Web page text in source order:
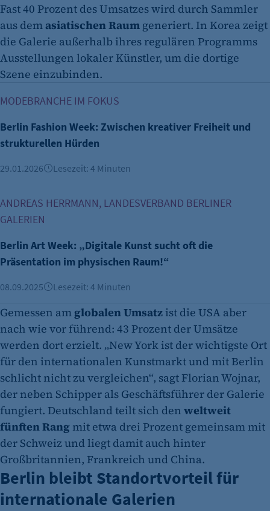
Fast 40 Prozent des Umsatzes wird durch Sammler
aus dem asiatischen Raum generiert. In Korea zeigt
die Galerie außerhalb ihres regulären Programms
Ausstellungen lokaler Künstler, um die dortige
Szene einzubinden.
MODEBRANCHE IM FOKUS
Berlin Fashion Week: Zwischen kreativer Freiheit und
strukturellen Hürden
29.01.2026 Lesezeit: 4 Minuten
ANDREAS HERRMANN, LANDESVERBAND BERLINER
GALERIEN
Berlin Art Week: „Digitale Kunst sucht oft die
Präsentation im physischen Raum!“
08.09.2025 Lesezeit: 4 Minuten
Gemessen am globalen Umsatz ist die USA aber
nach wie vor führend: 43 Prozent der Umsätze
werden dort erzielt. „New York ist der wichtigste Ort
für den internationalen Kunstmarkt und mit Berlin
schlicht nicht zu vergleichen“, sagt Florian Wojnar,
der neben Schipper als Geschäftsführer der Galerie
fungiert. Deutschland teilt sich den weltweit
fünften Rang mit etwa drei Prozent gemeinsam mit
der Schweiz und liegt damit auch hinter
Großbritannien, Frankreich und China.
Berlin bleibt Standortvorteil für
internationale Galerien